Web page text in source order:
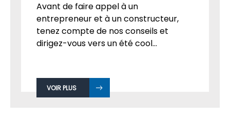
Avant de faire appel à un
entrepreneur et à un constructeur,
tenez compte de nos conseils et
dirigez-vous vers un été cool...
VOIR PLUS